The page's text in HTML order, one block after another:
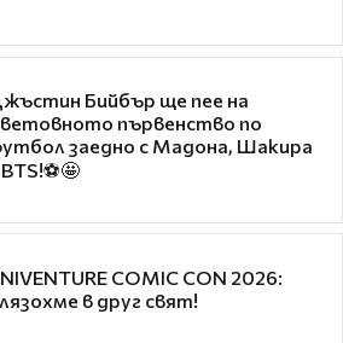
Бийбър ще пее на
първенство по
заедно с Мадона, Шакира
COMIC CON 2026:
в друг свят!